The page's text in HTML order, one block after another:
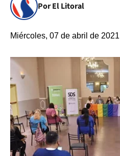
Por El Litoral
Miércoles, 07 de abril de